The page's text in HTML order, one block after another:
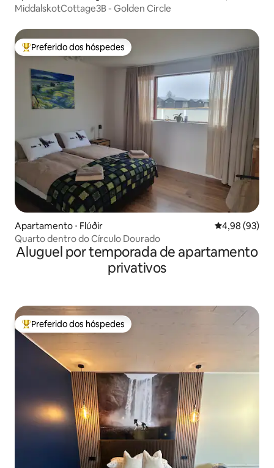
MiddalskotCottage3B - Golden Circle
Entre os melhores preferidos dos hóspedes
Preferido dos hóspedes
Apartamento ⋅ Flúðir 4,98 de uma
4,98 (93)
Quarto dentro do Círculo Dourado
Aluguel por temporada de apartamento
privativos
Entre os melhores preferidos dos hóspedes
Preferido dos hóspedes